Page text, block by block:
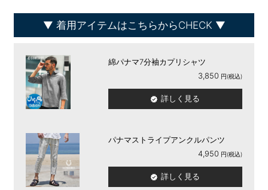
着用アイテムはこちらからCHECK
綿パナマ7分袖カプリシャツ
3,850
詳しく見る
パナマストライプアンクルパンツ
4,950
詳しく見る